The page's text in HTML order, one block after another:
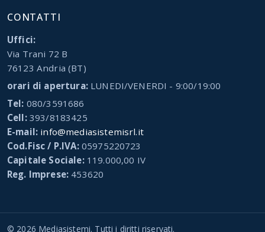
CONTATTI
Uffici:
Via Trani 72 B
76123 Andria (BT)
orari di apertura:LUNEDI/VENERDI - 9:00/19:00
Tel: 080/3591686
Cell:393/8183425
E-mail: info@mediasistemisrl.it
Cod.Fisc / P.IVA:05975220723
Capitale Sociale:119.000,00 IV
Reg. Imprese: 453620
© 2026 Mediasistemi. Tutti i diritti riservati.